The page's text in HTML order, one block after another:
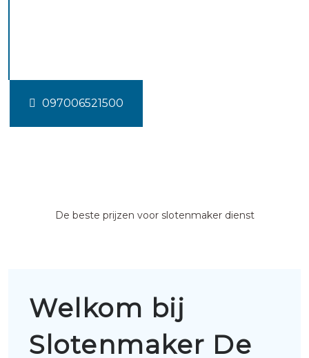
097006521500
De beste prijzen voor slotenmaker dienst
Welkom bij
Slotenmaker De